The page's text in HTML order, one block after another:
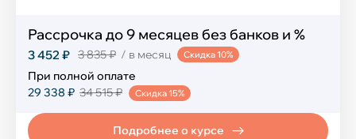
Рассрочка до 9 месяцев без банков и %
3 452 ₽ 3 835 ₽ / в месяц Скидка 10%
При полной оплате
29 338 ₽ 34 515 ₽ Скидка 15%
Подробнее о курсе